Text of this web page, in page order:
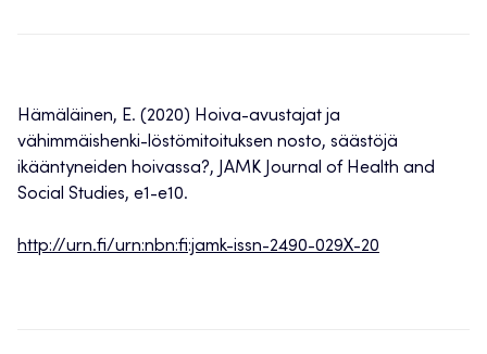
Hämäläinen, E. (2020) Hoiva-avustajat ja
vähimmäishenki-löstömitoituksen nosto, säästöjä
ikääntyneiden hoivassa?, JAMK Journal of Health and
Social Studies, e1-e10.
http://urn.fi/urn:nbn:fi:jamk-issn-2490-029X-20